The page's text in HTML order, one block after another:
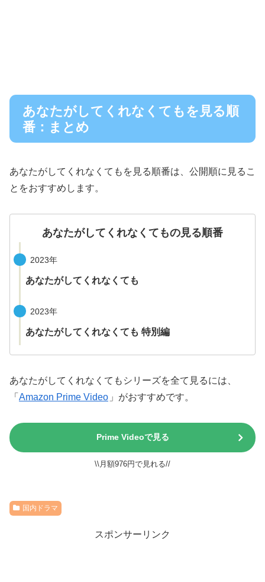
あなたがしてくれなくてもを見る順
番：まとめ
あなたがしてくれなくてもを見る順番は、公開順に見るこ
とをおすすめします。
あなたがしてくれなくてもの見る順番
2023年
あなたがしてくれなくても
2023年
あなたがしてくれなくても 特別編
あなたがしてくれなくてもシリーズを全て見るには、
「 Amazon Prime Video 」がおすすめです。
Prime Videoで見る
\\月額976円で見れる//
国内ドラマ
スポンサーリンク